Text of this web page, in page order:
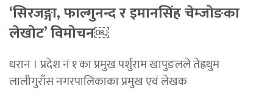
‘सिरजङ्गा, फाल्गुनन्द र इमानसिंह चेम्जोङका
लेखोट’ विमोचन￼
धरान । प्रदेश नं १ का प्रमुख पर्शुराम खापुङलले तेह्रथुम
लालीगुराँस नगरपालिकाका प्रमुख एवं लेखक